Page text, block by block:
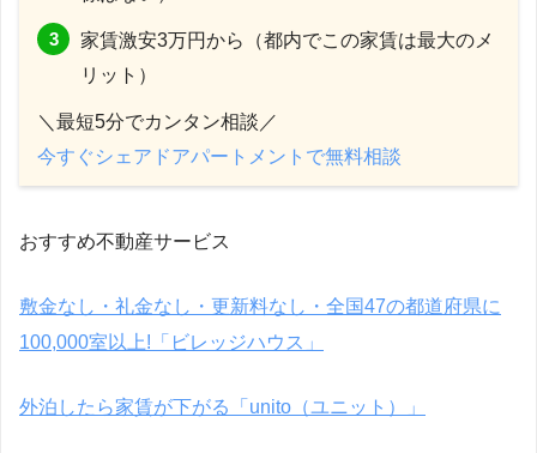
家賃激安3万円から（都内でこの家賃は最大のメ
リット）
＼最短5分でカンタン相談／
今すぐシェアドアパートメントで無料相談
おすすめ不動産サービス
敷金なし・礼金なし・更新料なし・全国47の都道府県に
100,000室以上!「ビレッジハウス」
外泊したら家賃が下がる「unito（ユニット）」